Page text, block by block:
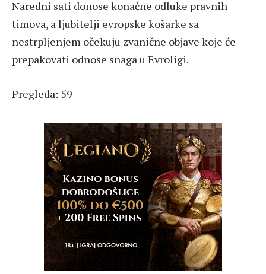
Naredni sati donose konačne odluke pravnih
timova, a ljubitelji evropske košarke sa
nestrpljenjem očekuju zvanične objave koje će
prepakovati odnose snaga u Evroligi.
Pregleda: 59